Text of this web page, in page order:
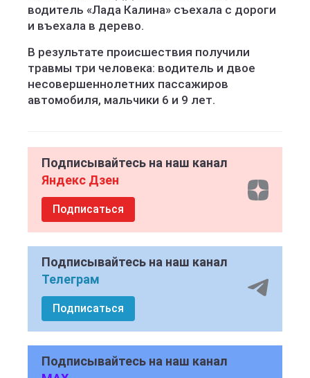
водитель «Лада Калина» съехала с дороги
и въехала в дерево.
В результате происшествия получили
травмы три человека: водитель и двое
несовершеннолетних пассажиров
автомобиля, мальчики 6 и 9 лет.
Подписывайтесь на наш канал
Яндекс Дзен
Подписаться
Подписывайтесь на наш канал
Телеграм
Подписаться
Подписывайтесь на наш канал